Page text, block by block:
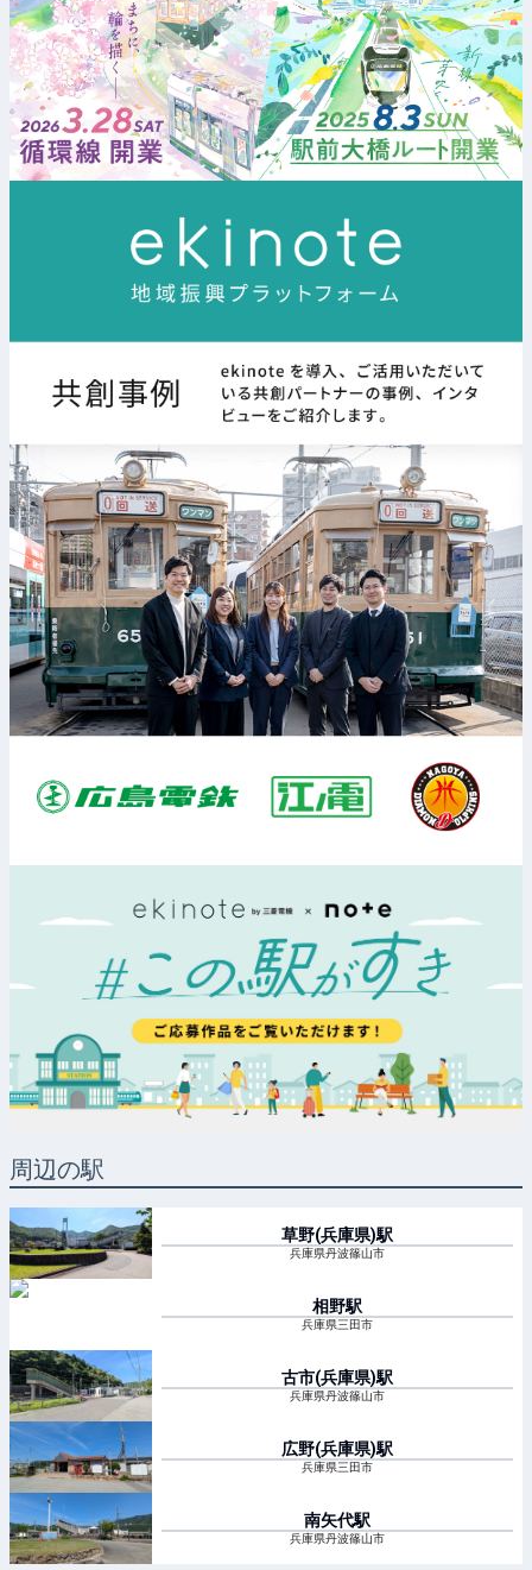
周辺の駅
草野(兵庫県)駅
兵庫県丹波篠山市
相野駅
兵庫県三田市
古市(兵庫県)駅
兵庫県丹波篠山市
広野(兵庫県)駅
兵庫県三田市
南矢代駅
兵庫県丹波篠山市